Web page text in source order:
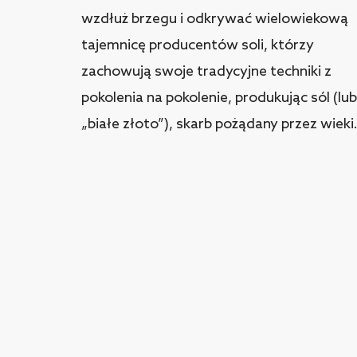
wzdłuż brzegu i odkrywać wielowiekową
tajemnicę producentów soli, którzy
zachowują swoje tradycyjne techniki z
pokolenia na pokolenie, produkując sól (lub
„białe złoto”), skarb pożądany przez wieki.